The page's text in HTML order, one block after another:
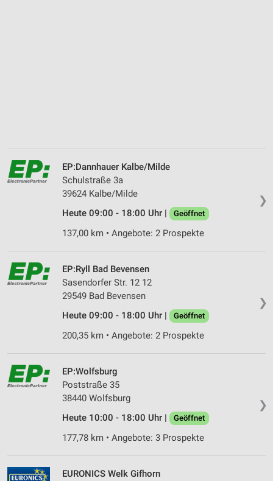
❯
EP:Dannhauer Kalbe/Milde
Schulstraße 3a
39624 Kalbe/Milde
Heute 09:00 - 18:00 Uhr |
Geöffnet
137,00 km • Angebote: 2 Prospekte
❯
EP:Ryll Bad Bevensen
Sasendorfer Str. 12 12
29549 Bad Bevensen
Heute 09:00 - 18:00 Uhr |
Geöffnet
200,35 km • Angebote: 2 Prospekte
❯
EP:Wolfsburg
Poststraße 35
38440 Wolfsburg
Heute 10:00 - 18:00 Uhr |
Geöffnet
177,78 km • Angebote: 3 Prospekte
EURONICS Welk Gifhorn